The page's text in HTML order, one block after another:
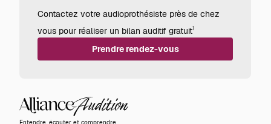
Contactez votre audioprothésiste près de chez
vous pour réaliser un bilan auditif gratuit1
Prendre rendez-vous
Audition
Entendre, écouter et comprendre